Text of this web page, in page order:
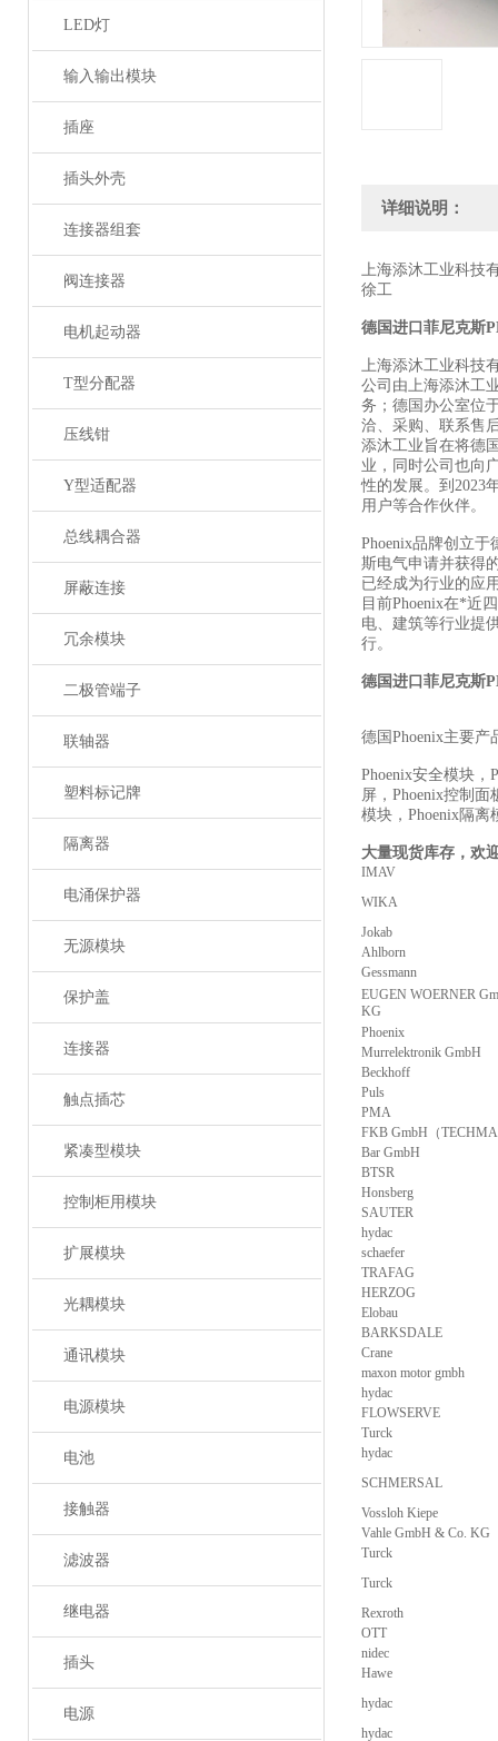
LED灯
输入输出模块
插座
插头外壳
连接器组套
阀连接器
电机起动器
T型分配器
压线钳
Y型适配器
总线耦合器
屏蔽连接
冗余模块
二极管端子
联轴器
塑料标记牌
隔离器
电涌保护器
无源模块
保护盖
连接器
触点插芯
紧凑型模块
控制柜用模块
扩展模块
光耦模块
通讯模块
电源模块
电池
接触器
滤波器
继电器
插头
电源
详细说明：
上海添沐工业科技
徐工
德国进口菲尼克斯
上海添沐工业科技
公司由上海添沐工
务；德国办公室位
洽、采购、联系售
添沐工业旨在将德
业，同时公司也向
性的发展。到2023
用户等合作伙伴。
Phoenix品牌创立
斯电气申请并获得
已经成为行业的应
目前Phoenix在*近
电、建筑等行业提
行。
德国进口菲尼克斯
德国Phoenix主要产
Phoenix安全模块，
屏，Phoenix控制面
模块，Phoenix隔离
大量现货库存，欢
IMAV
WIKA
Jokab
Ahlborn
Gessmann
EUGEN WOERNER
KG
Phoenix
Murrelektronik GmbH
Beckhoff
Puls
PMA
FKB GmbH（
Bar GmbH
BTSR
Honsberg
SAUTER
hydac
schaefer
TRAFAG
HERZOG
Elobau
BARKSDALE
Crane
maxon motor gmbh
hydac
FLOWSERVE
Turck
hydac
SCHMERSAL
Vossloh Kiepe
Vahle GmbH & Co. KG
Turck
Turck
Rexroth
OTT
nidec
Hawe
hydac
hydac